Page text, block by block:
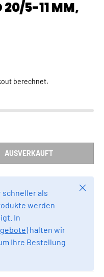
20/5-11 MM,
berechnet.
AUSVERKAUFT
schneller als
werden
In
) halten wir
Ihre Bestellung